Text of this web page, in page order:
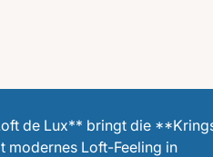
de Lux** bringt die
modernes Loft-Feeling in